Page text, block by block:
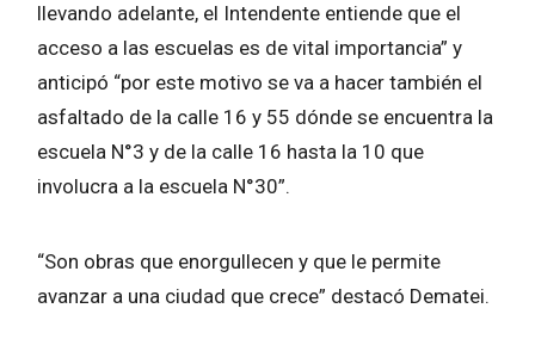
llevando adelante, el Intendente entiende que el
acceso a las escuelas es de vital importancia” y
anticipó “por este motivo se va a hacer también el
asfaltado de la calle 16 y 55 dónde se encuentra la
escuela N°3 y de la calle 16 hasta la 10 que
involucra a la escuela N°30”.
“Son obras que enorgullecen y que le permite
avanzar a una ciudad que crece” destacó Dematei.